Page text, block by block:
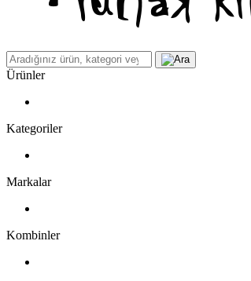
Ürünler
Kategoriler
Markalar
Kombinler